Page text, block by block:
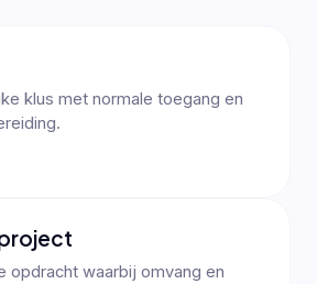
klus met normale toegang en
opdracht waarbij omvang en